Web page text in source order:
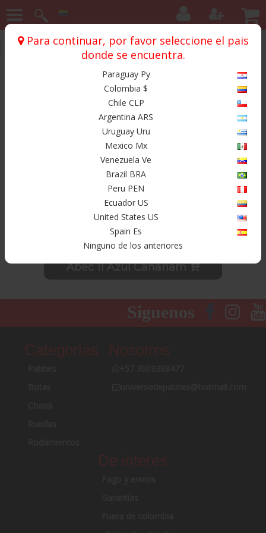
Inicio Rodamientos Canariam Abec 11 Azul
Productos
$ 49.998
Abec 11 Azul Canariam
Siguenos
Categorias Nosotros
De interes
Para continuar, por favor seleccione el pais
donde se encuentra.
Paraguay Py
Colombia $
Chile CLP
Argentina ARS
Uruguay Uru
Mexico Mx
Venezuela Ve
Brazil BRA
Peru PEN
Ecuador US
United States US
Spain Es
Ninguno de los anteriores